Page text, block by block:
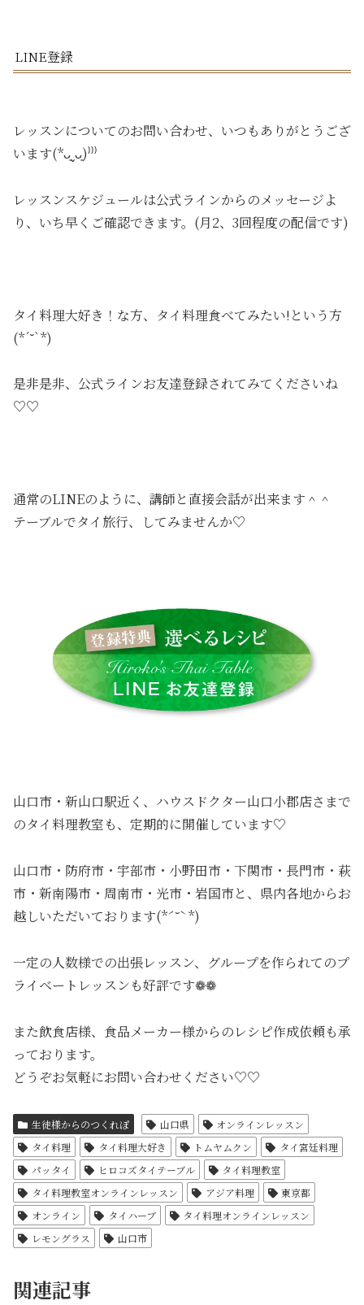
LINE登録
レッスンについてのお問い合わせ、いつもありがとうござ
います(*ᴗ͈ˬᴗ͈)⁾⁾⁾
レッスンスケジュールは公式ラインからのメッセージよ
り、いち早くご確認できます。(月2、3回程度の配信です)
タイ料理大好き！な方、タイ料理食べてみたい!という方
(*´˘`*)
是非是非、公式ラインお友達登録されてみてくださいね
♡♡
通常のLINEのように、講師と直接会話が出来ます＾＾
テーブルでタイ旅行、してみませんか♡
山口市・新山口駅近く、ハウスドクター山口小郡店さまで
のタイ料理教室も、定期的に開催しています♡
山口市・防府市・宇部市・小野田市・下関市・長門市・萩
市・新南陽市・周南市・光市・岩国市と、県内各地からお
越しいただいております(*ˊ˘ˋ*)
一定の人数様での出張レッスン、グループを作られてのプ
ライベートレッスンも好評です❁❁
また飲食店様、食品メーカー様からのレシピ作成依頼も承
っております。
どうぞお気軽にお問い合わせください♡♡
生徒様からのつくれぽ 山口県
オンラインレッスン
タイ料理
タイ料理大好き トムヤムクン
タイ宮廷料理
パッタイ
ヒロコズタイテーブル
タイ料理教室
タイ料理教室オンラインレッスン
アジア料理
東京都
オンライン
タイハーブ
タイ料理オンラインレッスン
レモングラス
山口市
関連記事